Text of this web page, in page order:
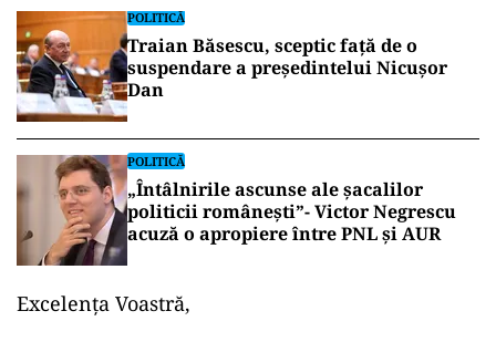
POLITICĂ
Traian Băsescu, sceptic față de o
suspendare a președintelui Nicușor
Dan
POLITICĂ
„Întâlnirile ascunse ale șacalilor
politicii românești”- Victor Negrescu
acuză o apropiere între PNL și AUR
Excelența Voastră,